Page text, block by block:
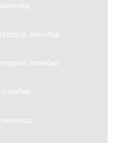
шоколад
пломбир
пломбир
шоколад